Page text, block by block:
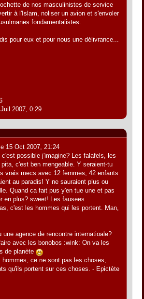
de nos masculinistes de service
à l'Islam, noliser un avion et s'envoler
fondamentalistes.
pour eux et pour nous une délivrance...
2007, 0:29
15 Oct 2007, 21:24
c'est possible j'imagine? Les falafels, les
c'est ben mengeable. Y seraient-tu
vrais mecs avec 12 femmes, 42 enfants
au paradis! Y ne sauraient plus ou
Quand ca fait pus y'en tue une et pas
en plus? sweet! Les fausees
c'est les hommes qui les portent. Man,
une agence de rencontre internatioale?
avec les bonobos :wink: On va les
de planète
hommes, ce ne sont pas les choses,
qu'ils portent sur ces choses. - Epictète